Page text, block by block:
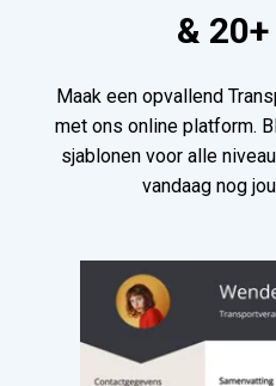
&
Maak een opvallend
met ons online platform.
sjablonen voor alle
vandaag nog